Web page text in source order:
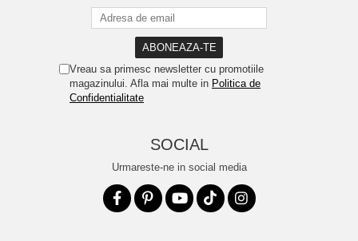
Vreau sa primesc newsletter cu promotiile
magazinului. Afla mai multe in Politica de
Confidentialitate
SOCIAL
Urmareste-ne in social media